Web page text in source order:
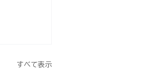
すべて表示